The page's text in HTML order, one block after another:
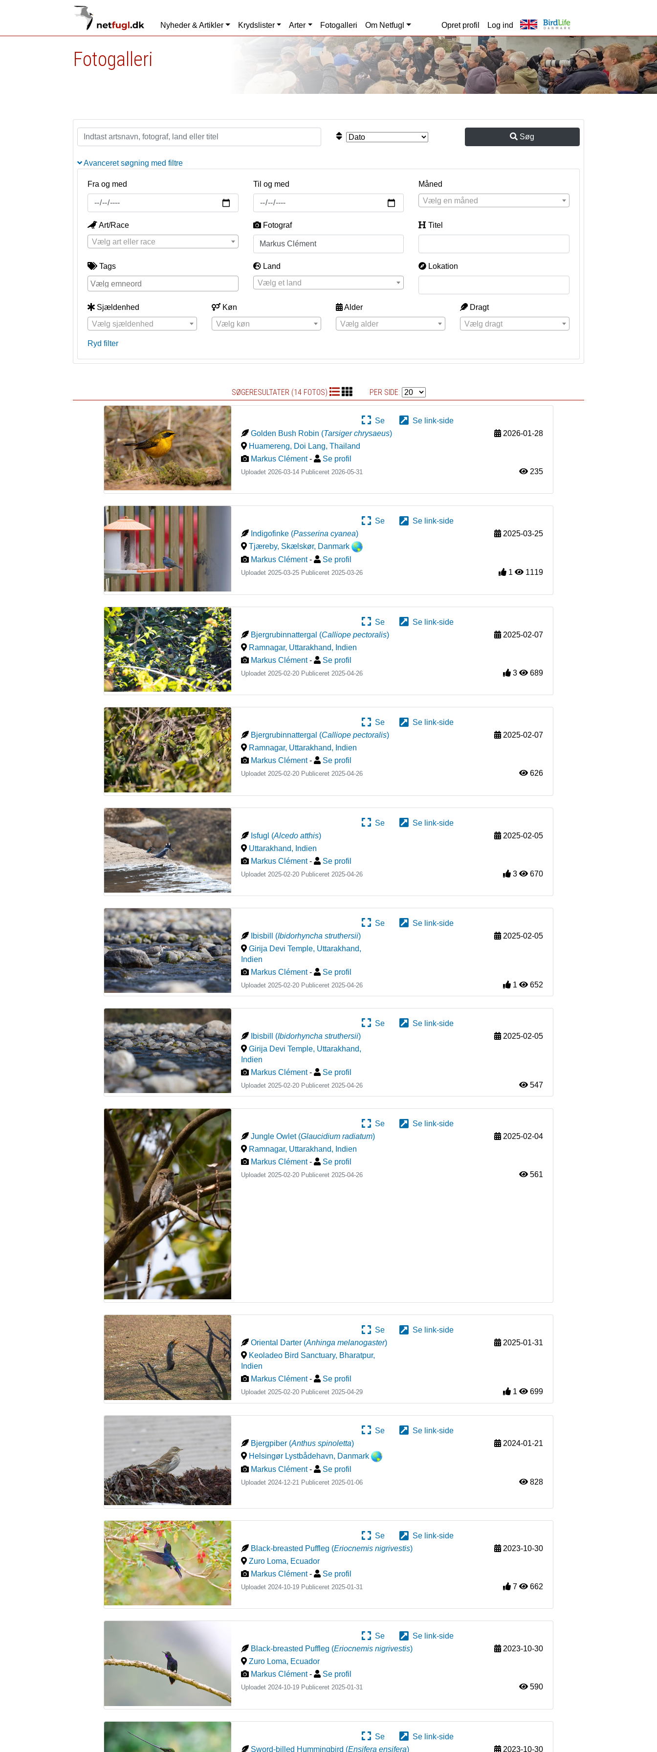
Nyheder & Artikler Krydslister Arter Fotogalleri Om Netfugl Opret profil Log ind
Fotogalleri
Søg
Avanceret søgning med filtre
Fra og med Til og med
Måned
Vælg en måned
Art/Race
Vælg art eller race
Fotograf Titel
Tags
Land
Vælg et land
Lokation
Sjældenhed
Vælg sjældenhed
Køn
Vælg køn
Alder
Vælg alder
Dragt
Vælg dragt
Ryd filter
SØGERESULTATER (14 FOTOS) PER SIDE:
Se
Se link-side
Golden Bush Robin (Tarsiger chrysaeus)
2026-01-28
Huamereng, Doi Lang,Thailand
Markus Clément - Se profil
Uploadet 2026-03-14 Publiceret2026-05-31 235
Se
Se link-side
Indigofinke (Passerina cyanea)
2025-03-25
Tjæreby, Skælskør, Danmark
Markus Clément - Se profil
Uploadet 2025-03-25 Publiceret2025-03-26 1 1119
Se
Se link-side
Bjergrubinnattergal (Calliope pectoralis)
2025-02-07
Ramnagar, Uttarakhand, Indien
Markus Clément - Se profil
Uploadet 2025-02-20 Publiceret2025-04-26 3 689
Se
Se link-side
Bjergrubinnattergal (Calliope pectoralis)
2025-02-07
Ramnagar, Uttarakhand, Indien
Markus Clément - Se profil
Uploadet 2025-02-20 Publiceret2025-04-26 626
Se
Se link-side
Isfugl (Alcedo atthis)
2025-02-05
Uttarakhand, Indien
Markus Clément - Se profil
Uploadet 2025-02-20 Publiceret 2025-04-26 3 670
Se
Se link-side
Ibisbill
(Ibidorhyncha struthersii)
2025-02-05
Girija Devi Temple, Uttarakhand,
Indien
Markus Clément - Se profil
Uploadet 2025-02-20 Publiceret 2025-04-26 1 652
Se
Se link-side
Ibisbill
(Ibidorhyncha struthersii)
2025-02-05
Girija Devi Temple, Uttarakhand,
Indien
Markus Clément - Se profil
Uploadet 2025-02-20 Publiceret 2025-04-26 547
Se
Se link-side
Jungle Owlet (Glaucidium radiatum)
2025-02-04
Ramnagar, Uttarakhand, Indien
Markus Clément - Se profil
Uploadet 2025-02-20 Publiceret2025-04-26 561
Se
Se link-side
Oriental Darter (Anhinga melanogaster)
2025-01-31
Keoladeo Bird Sanctuary, Bharatpur,
Indien
Markus Clément - Se profil
Uploadet 2025-02-20 Publiceret2025-04-29 1 699
Se
Se link-side
Bjergpiber (Anthus spinoletta)
2024-01-21
Helsingør Lystbådehavn, Danmark
Markus Clément - Se profil
Uploadet 2024-12-21 Publiceret 2025-01-06 828
Se
Se link-side
Black-breasted Puffleg (Eriocnemis nigrivestis)
2023-10-30
Zuro Loma, Ecuador
Markus Clément - Se profil
Uploadet 2024-10-19 Publiceret2025-01-31 7 662
Se
Se link-side
Black-breasted Puffleg (Eriocnemis nigrivestis)
2023-10-30
Zuro Loma, Ecuador
Markus Clément - Se profil
Uploadet 2024-10-19 Publiceret2025-01-31 590
Se
Se link-side
Sword-billed Hummingbird (Ensifera ensifera) 2023-10-30